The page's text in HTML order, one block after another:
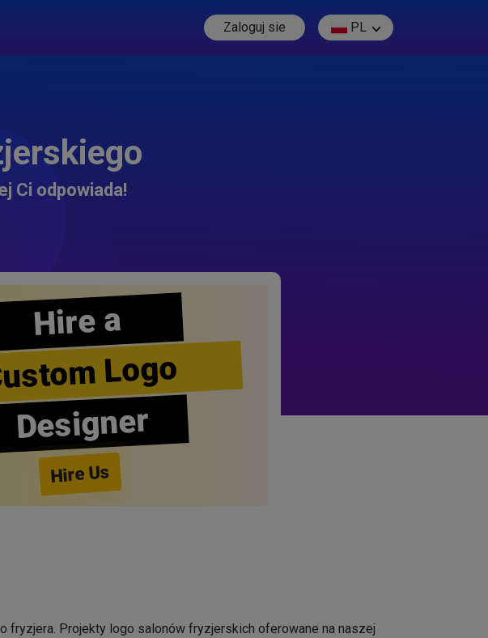
Zaloguj sie PL
Ci odpowiada!
Hire a
Logo
Designer
Hire Us
fryzjera. Projekty logo salonów fryzjerskich oferowane na naszej